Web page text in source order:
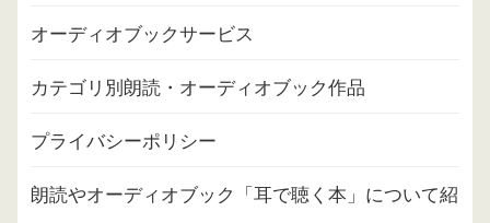
オーディオブックサービス
カテゴリ別朗読・オーディオブック作品
プライバシーポリシー
朗読やオーディオブック「耳で聴く本」について紹